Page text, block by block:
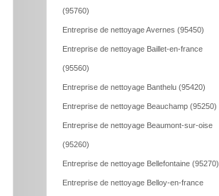
(95760)
Entreprise de nettoyage Avernes (95450)
Entreprise de nettoyage Baillet-en-france
(95560)
Entreprise de nettoyage Banthelu (95420)
Entreprise de nettoyage Beauchamp (95250)
Entreprise de nettoyage Beaumont-sur-oise
(95260)
Entreprise de nettoyage Bellefontaine (95270)
Entreprise de nettoyage Belloy-en-france